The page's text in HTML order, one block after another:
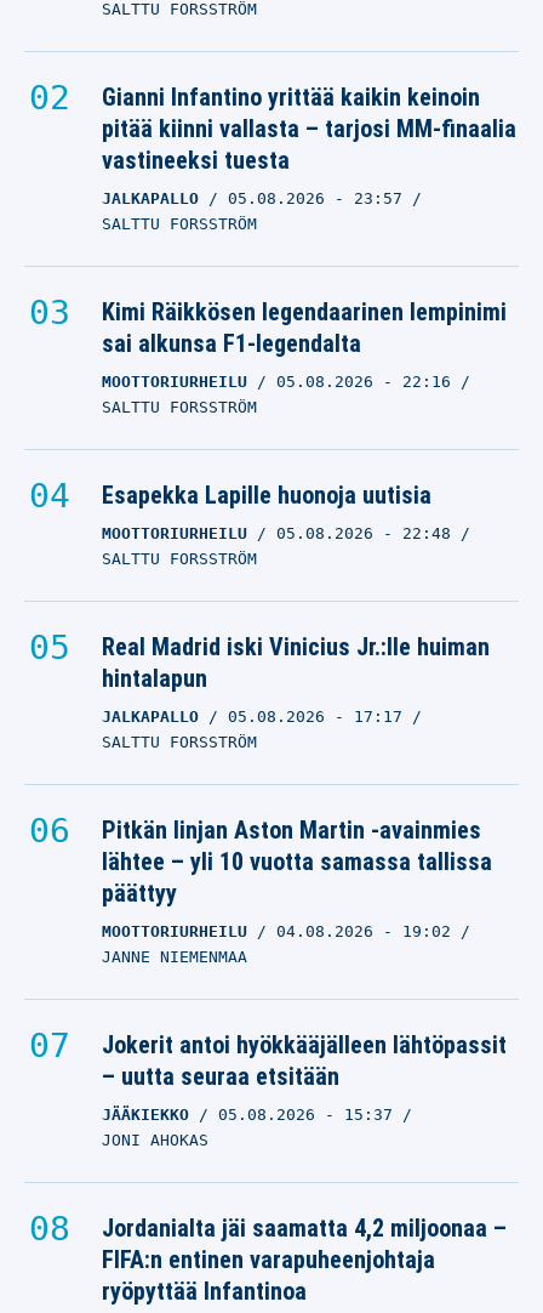
SALTTU FORSSTRÖM
Gianni Infantino yrittää kaikin keinoin
pitää kiinni vallasta – tarjosi MM-finaalia
vastineeksi tuesta
JALKAPALLO 05.08.2026 - 23:57
SALTTU FORSSTRÖM
Kimi Räikkösen legendaarinen lempinimi
sai alkunsa F1-legendalta
MOOTTORIURHEILU 05.08.2026 - 22:16
SALTTU FORSSTRÖM
Esapekka Lapille huonoja uutisia
MOOTTORIURHEILU 05.08.2026 - 22:48
SALTTU FORSSTRÖM
Real Madrid iski Vinicius Jr.:lle huiman
hintalapun
JALKAPALLO 05.08.2026 - 17:17
SALTTU FORSSTRÖM
Pitkän linjan Aston Martin -avainmies
lähtee – yli 10 vuotta samassa tallissa
päättyy
MOOTTORIURHEILU 04.08.2026 - 19:02
JANNE NIEMENMAA
Jokerit antoi hyökkääjälleen lähtöpassit
– uutta seuraa etsitään
JÄÄKIEKKO 05.08.2026 - 15:37
JONI AHOKAS
Jordanialta jäi saamatta 4,2 miljoonaa –
FIFA:n entinen varapuheenjohtaja
ryöpyttää Infantinoa